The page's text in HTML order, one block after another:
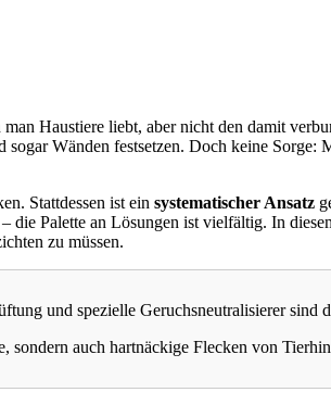
Haustiere liebt, aber nicht den damit
Wänden festsetzen. Doch keine Sorge:
Stattdessen ist ein systematischer Ansatz
Palette an Lösungen ist vielfältig. In
zu müssen.
und spezielle Geruchsneutralisierer sind
auch hartnäckige Flecken von